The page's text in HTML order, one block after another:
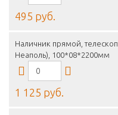
495 руб.
Наличник прямой,
Неаполь), 100*08*2200мм
1 125 руб.